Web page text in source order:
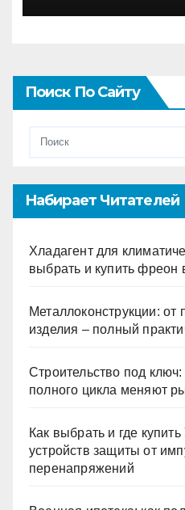
Поиск По Сайту
Набирает Читателей
Хладагент для
выбрать и купить фреон
Металлоконструкции: от
изделия – полный
Строительство под
полного цикла меняют
Как выбрать и где
устройств защиты от
перенапряжений